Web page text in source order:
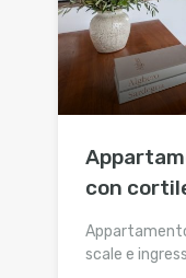
con
scale e